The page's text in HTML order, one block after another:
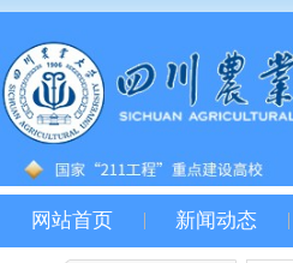
网站首页 新闻动态